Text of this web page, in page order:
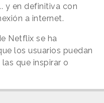
y en definitiva con
a internet.
Netflix se ha
los usuarios puedan
que inspirar o